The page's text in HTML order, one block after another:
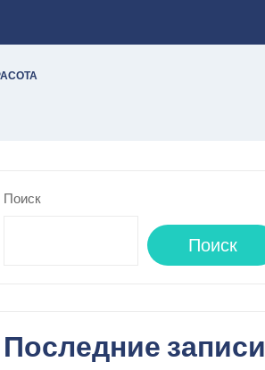
Поиск
Поиск
Последние записи